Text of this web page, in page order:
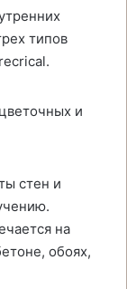
типов
стен и
на
обоях,